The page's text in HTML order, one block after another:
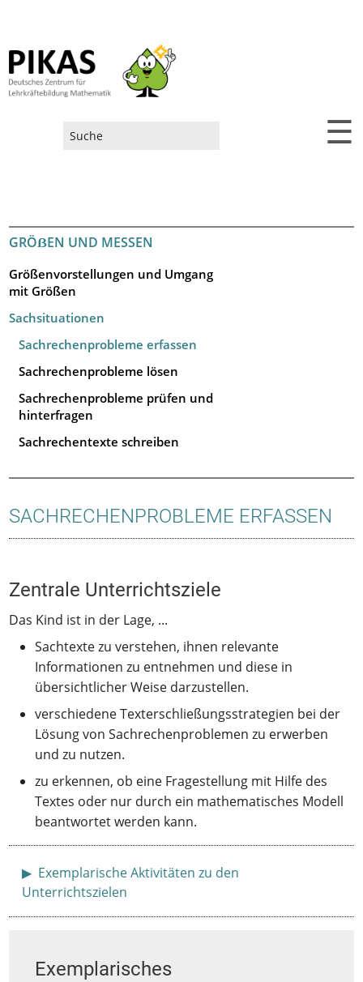
☰
GRÖẞEN UND MESSEN
Größenvorstellungen und Umgang
mit Größen
Sachsituationen
Sachrechenprobleme erfassen
Sachrechenprobleme lösen
Sachrechenprobleme prüfen und
hinterfragen
Sachrechentexte schreiben
SACHRECHENPROBLEME ERFASSEN
Zentrale Unterrichtsziele
Das Kind ist in der Lage, ...
Sachtexte zu verstehen, ihnen relevante
Informationen zu entnehmen und diese in
übersichtlicher Weise darzustellen.
verschiedene Texterschließungsstrategien bei der
Lösung von Sachrechenproblemen zu erwerben
und zu nutzen.
zu erkennen, ob eine Fragestellung mit Hilfe des
Textes oder nur durch ein mathematisches Modell
beantwortet werden kann.
Anzeigen
Exemplarische Aktivitäten zu den
Unterrichtszielen
Exemplarisches